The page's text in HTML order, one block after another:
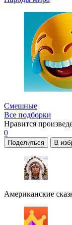
Смешные
Все подборки
Нравится
0
Поделиться В
Американские